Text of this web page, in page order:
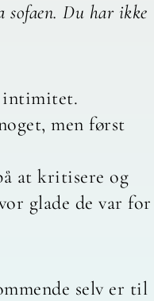
Du har ikke
intimitet.
men først
at kritisere og
glade de var for
selv er til